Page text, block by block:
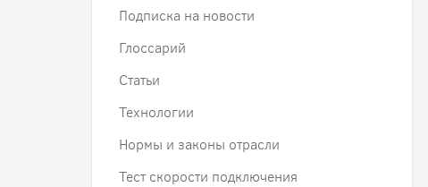
Подписка на новости
Глоссарий
Статьи
Технологии
Нормы и законы отрасли
Тест скорости подключения